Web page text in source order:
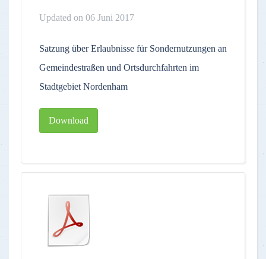
Updated on 06 Juni 2017
Satzung über Erlaubnisse für Sondernutzungen an
Gemeindestraßen und Ortsdurchfahrten im
Stadtgebiet Nordenham
Download